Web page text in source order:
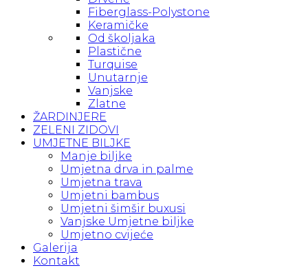
Fiberglass-Polystone
Keramičke
Od školjaka
Plastične
Turquise
Unutarnje
Vanjske
Zlatne
ŽARDINJERE
ZELENI ZIDOVI
UMJETNE BILJKE
Manje biljke
Umjetna drva in palme
Umjetna trava
Umjetni bambus
Umjetni šimšir buxusi
Vanjske Umjetne biljke
Umjetno cvijeće
Galerija
Kontakt